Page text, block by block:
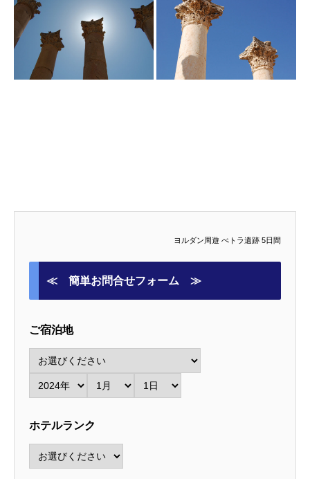
ヨルダン周遊 ぺトラ遺跡 5日間
≪ 簡単お問合せフォーム ≫
ご宿泊地
ホテルランク